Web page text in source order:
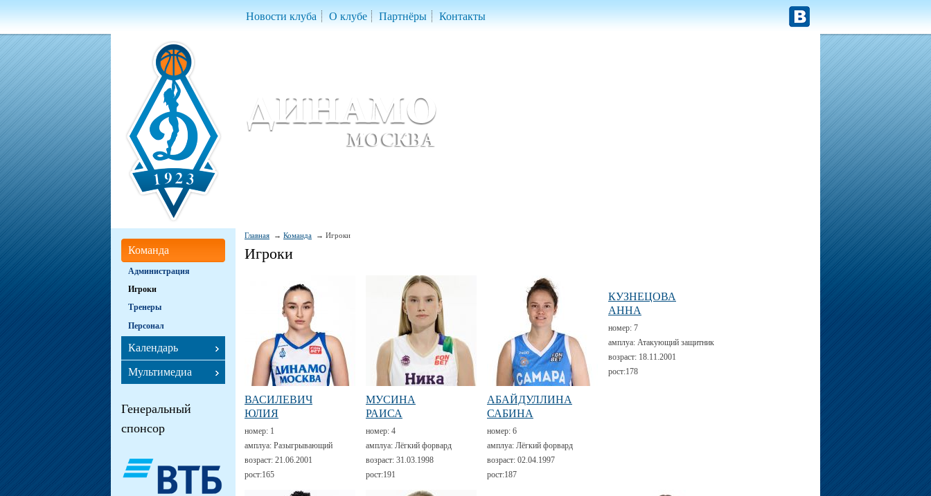
Новости клуба О клубе Партнёры Контакты
Главная Команда Игроки
Игроки
ВАСИЛЕВИЧ
ЮЛИЯ
номер: 1
амплуа: Разыгрывающий
возраст: 21.06.2001
рост:165
МУСИНА
РАИСА
номер: 4
амплуа: Лёгкий форвард
возраст: 31.03.1998
рост:191
АБАЙДУЛЛИНА
САБИНА
номер: 6
амплуа: Лёгкий форвард
возраст: 02.04.1997
рост:187
КУЗНЕЦОВА
АННА
номер: 7
амплуа: Атакующий защитник
возраст: 18.11.2001
рост:178
Команда
Администрация
Игроки
Тренеры
Персонал
Календарь
Мультимедиа
Генеральный
спонсор